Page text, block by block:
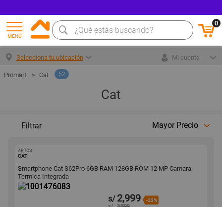
MENÚ
0
Selecciona tu ubicación Mi cuenta
Cat 52
Cat
Filtrar Mayor Precio
ARTOS
CAT
Smartphone Cat S62Pro 6GB RAM 128GB ROM 12 MP Camara
Termica Integrada
s/ 2,999 -23%